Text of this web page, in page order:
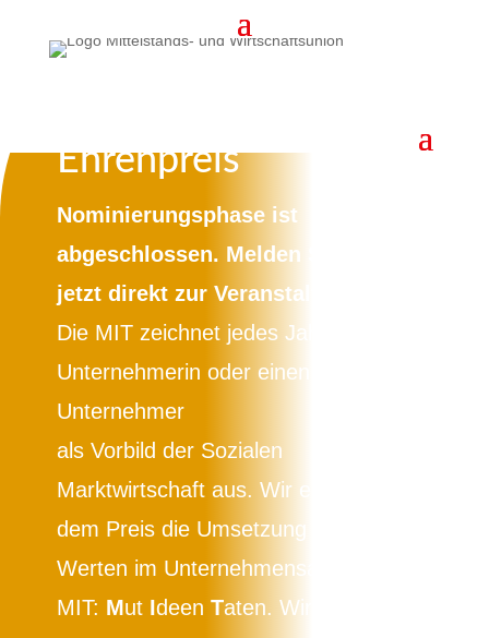
Ehrenpreis
Nominierungsphase ist
abgeschlossen. Melden Sie sich
jetzt direkt zur Veranstaltung an.
Die MIT zeichnet jedes Jahr eine
Unternehmerin oder einen
Unternehmer
als Vorbild der Sozialen
Marktwirtschaft aus. Wir ehren mit
dem Preis die Umsetzung von vier
Werten im Unternehmensalltag.
MIT: Mut Ideen Taten. Wir leben